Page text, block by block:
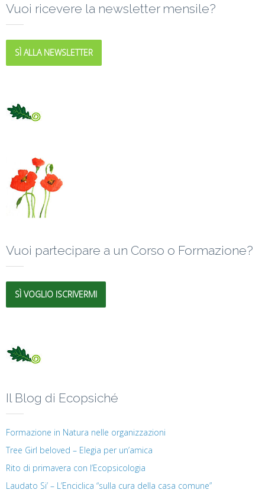
Vuoi ricevere la newsletter mensile?
SÌ ALLA NEWSLETTER
Vuoi partecipare a un Corso o Formazione?
SÌ VOGLIO ISCRIVERMI
Il Blog di Ecopsiché
Formazione in Natura nelle organizzazioni
Tree Girl beloved – Elegia per un’amica
Rito di primavera con l’Ecopsicologia
Laudato Si’ – L’Enciclica “sulla cura della casa comune”